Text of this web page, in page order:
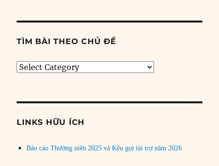
TÌM BÀI THEO CHỦ ĐỀ
Tìm
đề
LINKS HỮU ÍCH
Báo cáo Thường niên 2025 và Kêu gọi tài trợ năm 2026